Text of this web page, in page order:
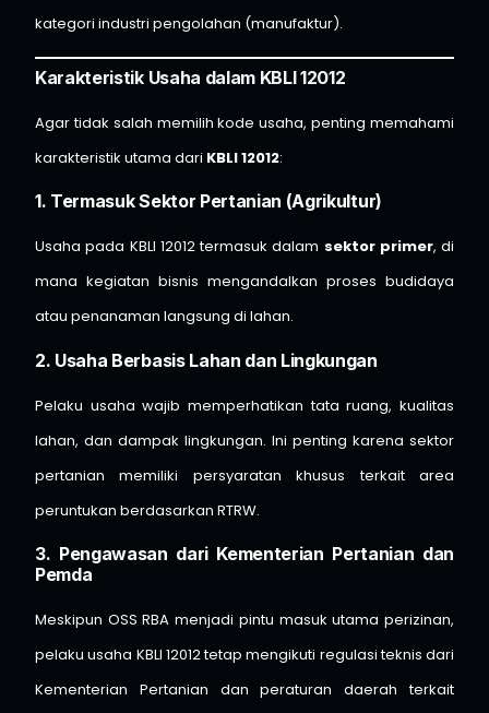
kategori industri pengolahan (manufaktur).
Karakteristik Usaha dalam KBLI 12012
Agar tidak salah memilih kode usaha, penting memahami
karakteristik utama dari KBLI 12012:
1. Termasuk Sektor Pertanian (Agrikultur)
Usaha pada KBLI 12012 termasuk dalam sektor primer, di
mana kegiatan bisnis mengandalkan proses budidaya
atau penanaman langsung di lahan.
2. Usaha Berbasis Lahan dan Lingkungan
Pelaku usaha wajib memperhatikan tata ruang, kualitas
lahan, dan dampak lingkungan. Ini penting karena sektor
pertanian memiliki persyaratan khusus terkait area
peruntukan berdasarkan RTRW.
3. Pengawasan dari Kementerian Pertanian dan
Pemda
Meskipun OSS RBA menjadi pintu masuk utama perizinan,
pelaku usaha KBLI 12012 tetap mengikuti regulasi teknis dari
Kementerian Pertanian dan peraturan daerah terkait